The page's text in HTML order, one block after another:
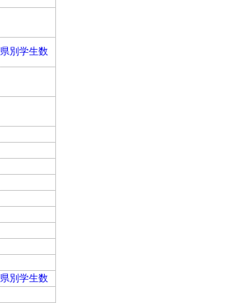
県別学生数
県別学生数